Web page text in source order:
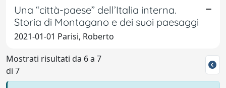
Una “città-paese” dell’Italia interna.
Storia di Montagano e dei suoi paesaggi
2021-01-01 Parisi, Roberto
Mostrati risultati da 6 a 7
di 7